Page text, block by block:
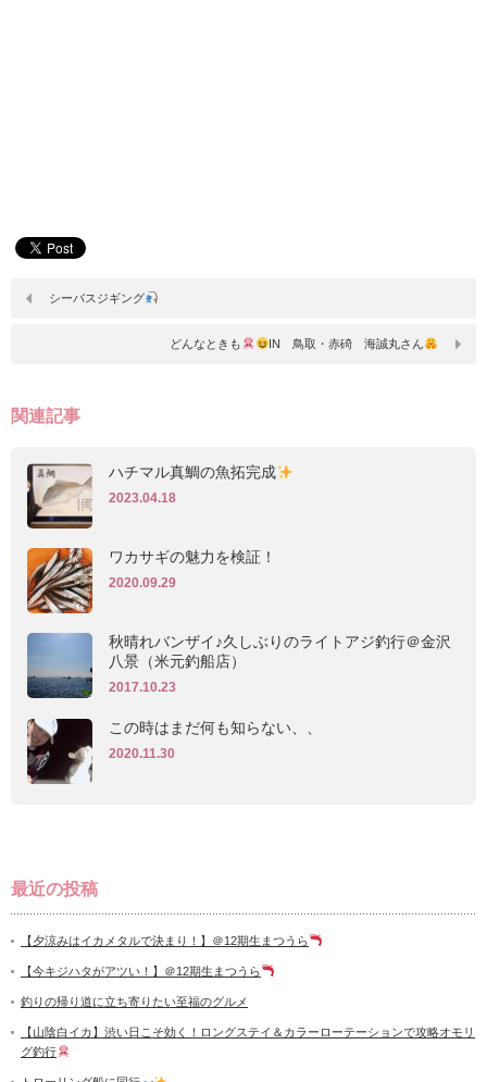
シーバスジギング
どんなときも IN 鳥取・赤碕 海誠丸さん
関連記事
ハチマル真鯛の魚拓完成
2023.04.18
ワカサギの魅力を検証！
2020.09.29
秋晴れバンザイ♪久しぶりのライトアジ釣行＠金沢
八景（米元釣船店）
2017.10.23
この時はまだ何も知らない、、
2020.11.30
最近の投稿
【夕涼みはイカメタルで決まり！】＠12期生まつうら
【今キジハタがアツい！】＠12期生まつうら
釣りの帰り道に立ち寄りたい至福のグルメ
【山陰白イカ】渋い日こそ効く！ロングステイ＆カラーローテーションで攻略オモリ
グ釣行